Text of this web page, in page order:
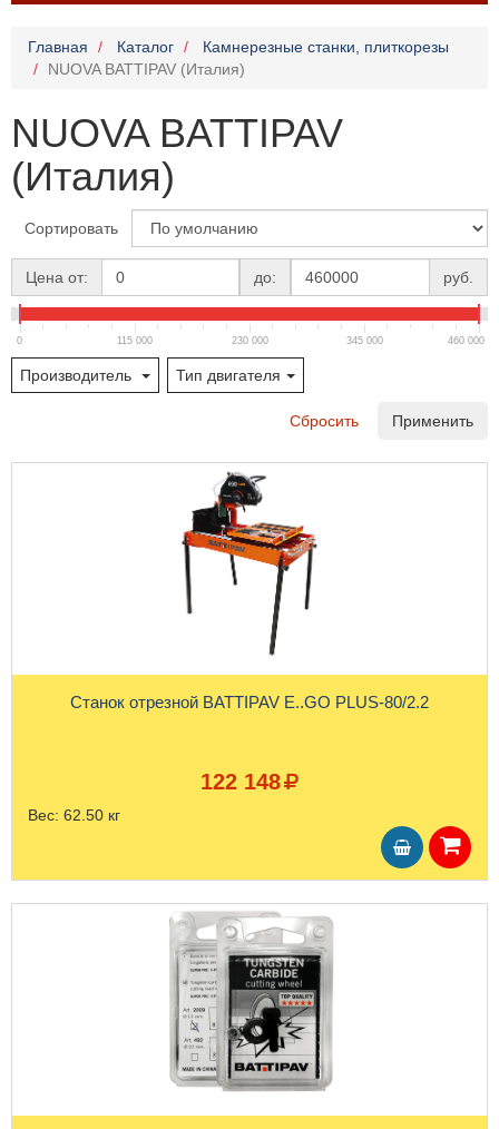
Главная Каталог
Камнерезные станки, плиткорезы
NUOVA BATTIPAV (Италия)
NUOVA BATTIPAV
(Италия)
Сортировать
Цена от: до: руб.
0 115 000 230 000 345 000 460 000
Производитель Тип двигателя
Сбросить Применить
Станок отрезной BATTIPAV E..GO PLUS-80/2.2
122 148
Вес: 62.50 кг